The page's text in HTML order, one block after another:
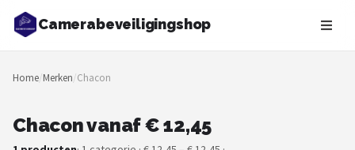
Camerabeveiligingshop
Zoeken
NAVIGATIE
Home/Merken/Chacon
Chacon vanaf € 12,45